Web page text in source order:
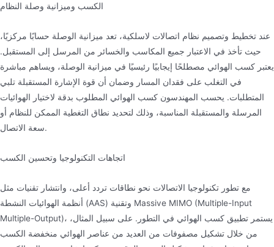
الكسب وميزانية وصلة النظام
عند تخطيط وتصميم نظام اتصالات لاسلكية، تعد ميزانية الوصلة حسابًا مركزيًا،
حيث تأخذ في الاعتبار جميع المكاسب والخسائر من المرسل إلى المستقبل.
يعتبر كسب الهوائي مصطلحًا إيجابيًا رئيسيًا في ميزانية الوصلة، ويساهم مباشرة
في التغلب على فقدان المسار وضمان أن قوة الإشارة المستقبلة تلبي
المتطلبات. يحسب المهندسون كسب الهوائي المطلوب بدقة لاختيار الهوائيات
المرسلة والمستقبلة المناسبة، وذلك لتحديد نطاق التغطية الممكن للنظام أو
سعة الاتصال.
اتجاهات التكنولوجيا وتحسين الكسب
مع تطور تكنولوجيا الاتصالات نحو نطاقات تردد أعلى، وانتشار تقنيات مثل
أنظمة الهوائيات النشطة (AAS) وتقنية Massive MIMO (Multiple-Input
Multiple-Output)، يستمر تطبيق كسب الهوائي في التطور. على سبيل المثال،
من خلال تشكيل مصفوفات من العديد من عناصر الهوائي منخفضة الكسب